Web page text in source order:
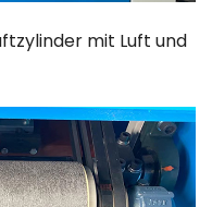
mit Luft und